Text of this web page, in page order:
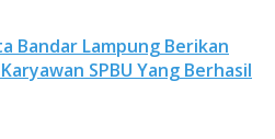
Bandar Lampung Berikan
SPBU Yang Berhasil